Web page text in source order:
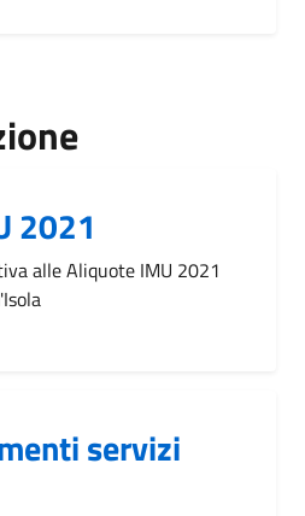
2021
alle Aliquote IMU 2021
servizi